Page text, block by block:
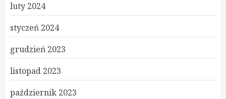
luty 2024
styczeń 2024
grudzień 2023
listopad 2023
październik 2023